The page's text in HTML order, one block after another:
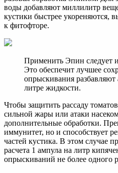
воды добавляют миллилитр
кустики быстрее укореняются,
к фитофторе.
Применить Эпин следует
Это обеспечит лучшее
опрыскивания разбавляют
литре жидкости.
Чтобы защитить рассаду
сильной жары или атаки
дополнительные обработки.
иммунитет, но и способствует
частей кустика. В этом случае
расчета 1 ампула на литр
опрыскиваний не более одного